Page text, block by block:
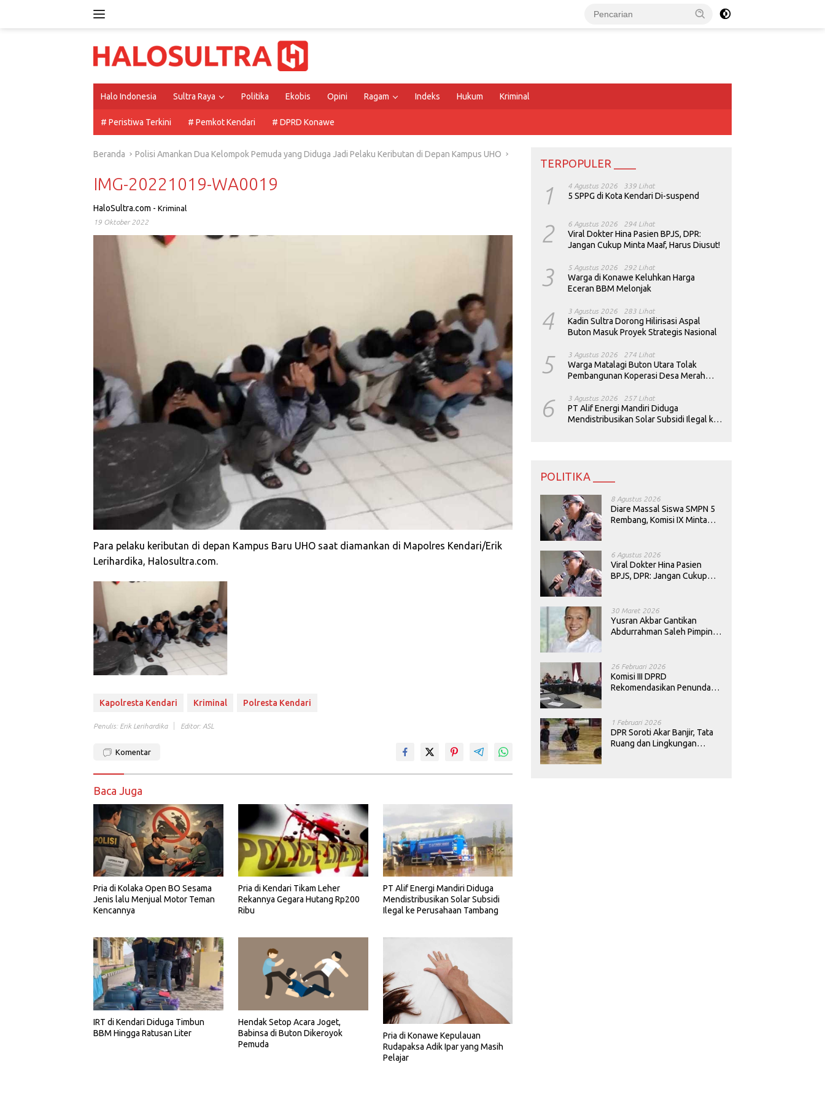
Halo Indonesia Sultra Raya Politika Ekobis Opini Ragam Indeks Hukum Kriminal
# Peristiwa Terkini # Pemkot Kendari # DPRD Konawe
Beranda Polisi Amankan Dua Kelompok Pemuda yang Diduga Jadi Pelaku Keributan di Depan Kampus UHO
IMG-20221019-WA0019
HaloSultra.com - Kriminal
19 Oktober 2022
Para pelaku keributan di depan Kampus Baru UHO saat diamankan di Mapolres Kendari/Erik
Lerihardika, Halosultra.com.
Kapolresta Kendari Kriminal Polresta Kendari
Penulis: Erik Lerihardika Editor: ASL
Komentar
Baca Juga
Pria di Kolaka Open BO Sesama
Jenis lalu Menjual Motor Teman
Kencannya
Pria di Kendari Tikam Leher
Rekannya Gegara Hutang Rp200
Ribu
PT Alif Energi Mandiri Diduga
Mendistribusikan Solar Subsidi
Ilegal ke Perusahaan Tambang
IRT di Kendari Diduga Timbun
BBM Hingga Ratusan Liter
Hendak Setop Acara Joget,
Babinsa di Buton Dikeroyok
Pemuda
Pria di Konawe Kepulauan
Rudapaksa Adik Ipar yang Masih
Pelajar
TERPOPULER ____
1 4 Agustus 2026 339 Lihat
5 SPPG di Kota Kendari Di-suspend
2 6 Agustus 2026 294 Lihat
Viral Dokter Hina Pasien BPJS, DPR:
Jangan Cukup Minta Maaf, Harus Diusut!
3 5 Agustus 2026 292 Lihat
Warga di Konawe Keluhkan Harga
Eceran BBM Melonjak
4 3 Agustus 2026 283 Lihat
Kadin Sultra Dorong Hilirisasi Aspal
Buton Masuk Proyek Strategis Nasional
5 3 Agustus 2026 274 Lihat
Warga Matalagi Buton Utara Tolak
Pembangunan Koperasi Desa Merah
6 3 Agustus 2026 257 Lihat
PT Alif Energi Mandiri Diduga
Mendistribusikan Solar Subsidi Ilegal ke
POLITIKA ____
8 Agustus 2026
Diare Massal Siswa SMPN 5
Rembang, Komisi IX Minta
6 Agustus 2026
Viral Dokter Hina Pasien
BPJS, DPR: Jangan Cukup
30 Maret 2026
Yusran Akbar Gantikan
Abdurrahman Saleh Pimpin
26 Februari 2026
Komisi III DPRD
Rekomendasikan Penundaan
1 Februari 2026
DPR Soroti Akar Banjir, Tata
Ruang dan Lingkungan